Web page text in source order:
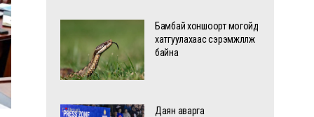
Бамбай хоншоорт могойд
хатгуулахаас сэрэмжлүүлж
байна
Даян аварга